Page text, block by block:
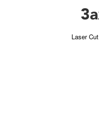
Laser Cut